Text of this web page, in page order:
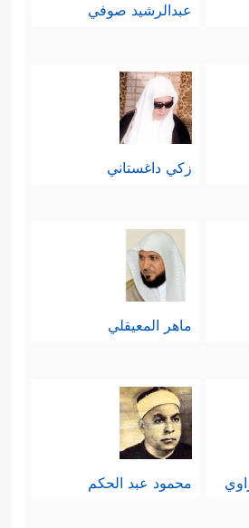
عبدالرشيد صوفي
زكي داغستاني
ماهر المعيقلي
محمود عبد الحكم